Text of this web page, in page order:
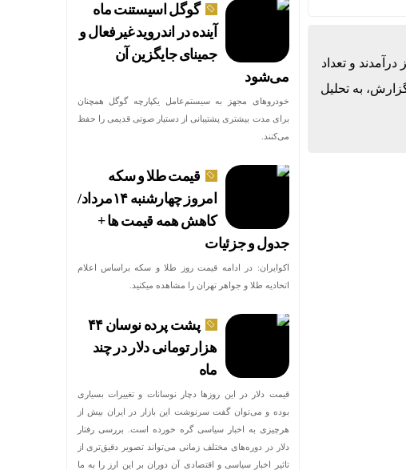
قرمز درآمدند و تعداد
به تحلیل
گوگل اسیستنت ماه
آینده در اندروید غیرفعال و
جمینای جایگزین آن
می‌شود
خودروهای مجهز به سیستم‌عامل یکپارچه گوگل همچنان
برای مدت بیشتری پشتیبانی از دستیار صوتی قدیمی را حفظ
می‌کنند.
قیمت طلا و سکه
امروز چهارشنبه ۱۴مرداد/
کاهش همه قیمت ها +
جدول و جزئیات
اکوایران: در ادامه قیمت روز طلا و سکه براساس اعلام
اتحادیه طلا و جواهر تهران را مشاهده میکنید.
پشت پرده نوسان ۴۴
هزار تومانی دلار در چند
ماه
قیمت دلار در این روزها دچار نوسانات و تغییرات بسیاری
بوده و می‌توان گفت سرنوشت این بازار در ایران بیش از
هرچیزی به اخبار سیاسی گره خورده است. بررسی رفتار
دلار در دوره‌های مختلف زمانی می‌تواند تصویر دقیق‌تری از
تاثیر اخبار سیاسی و اقتصادی آن دوران بر این ارز را به ما